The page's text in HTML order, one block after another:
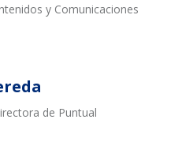
y Comunicaciones
de Puntual